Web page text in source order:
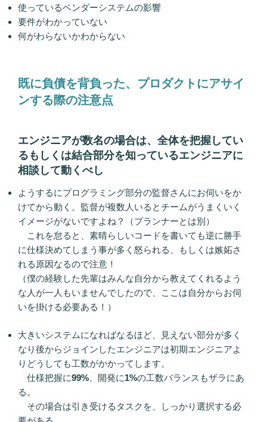
使っているベンダーシステムの影響
要件がわかっていない
何がわらないかわからない
既に負債を背負った、プロダクトにアサイ
ンする際の注意点
エンジニアが数名の場合は、全体を把握してい
るもしくは結合部分を知っているエンジニアに
相談して動くべし
ようするにプログラミング部分の監督さんにお伺いをか
けてから動く。監督が複数人いるとチームがうまくいく
イメージがないですよね？（プランナーとは別）
これを怠ると、素晴らしいコードを書いても逆に勝手
に仕様決めてしまう事が多く怒られる、もしくは嫉妬さ
れる原因なるので注意！
（僕の経験した先輩はみんな自分から教えてくれるよう
な人が一人もいませんでしたので、ここは自分からお伺
いを掛ける必要ある！）
大きいシステムになればなるほど、見えない部分が多く
なり後からジョインしたエンジニアは初期エンジニアよ
りどうしても工数がかかってします。
仕様把握に99% 、開発に1%の工数バランスもザラにあ
る。
その場合は引き受けるタスクを、しっかり選択する必